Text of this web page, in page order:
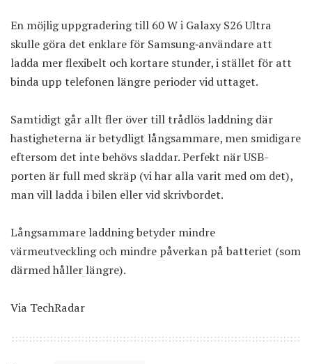
En möjlig uppgradering till 60 W i Galaxy S26 Ultra
skulle göra det enklare för Samsung‑användare att
ladda mer flexibelt och kortare stunder, i stället för att
binda upp telefonen längre perioder vid uttaget.
Samtidigt går allt fler över till trådlös laddning där
hastigheterna är betydligt långsammare, men smidigare
eftersom det inte behövs sladdar. Perfekt när USB-
porten är full med skräp (vi har alla varit med om det),
man vill ladda i bilen eller vid skrivbordet.
Långsammare laddning betyder mindre
värmeutveckling och mindre påverkan på batteriet (som
därmed håller längre).
Via TechRadar